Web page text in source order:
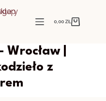
Koszyk
0,00 ZŁ
|
z